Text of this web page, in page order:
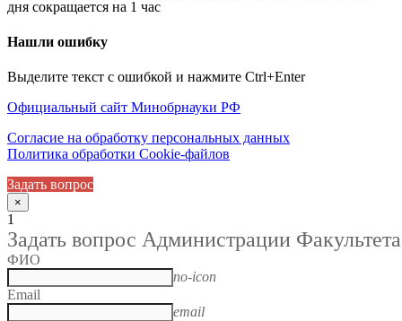
дня сокращается на 1 час
Нашли ошибку
Выделите текст с ошибкой и нажмите Ctrl+Enter
Официальный сайт Минобрнауки РФ
Согласие на обработку персональных данных
Политика обработки Cookie-файлов
Задать вопрос
×
1
Задать вопрос Администрации Факультета
ФИО
no-icon
Email
email